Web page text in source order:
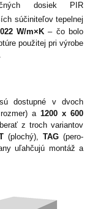
dosiek PIR
súčiniteľov tepelnej
W/m×K – čo bolo
použitej pri výrobe
dostupné v dvoch
a1200 x 600
z troch variantov
(plochý), TAG (pero-
uľahčujú montáž a